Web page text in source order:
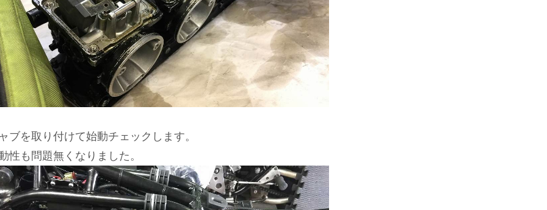
ブを取り付けて始動チェックします。
性も問題無くなりました。